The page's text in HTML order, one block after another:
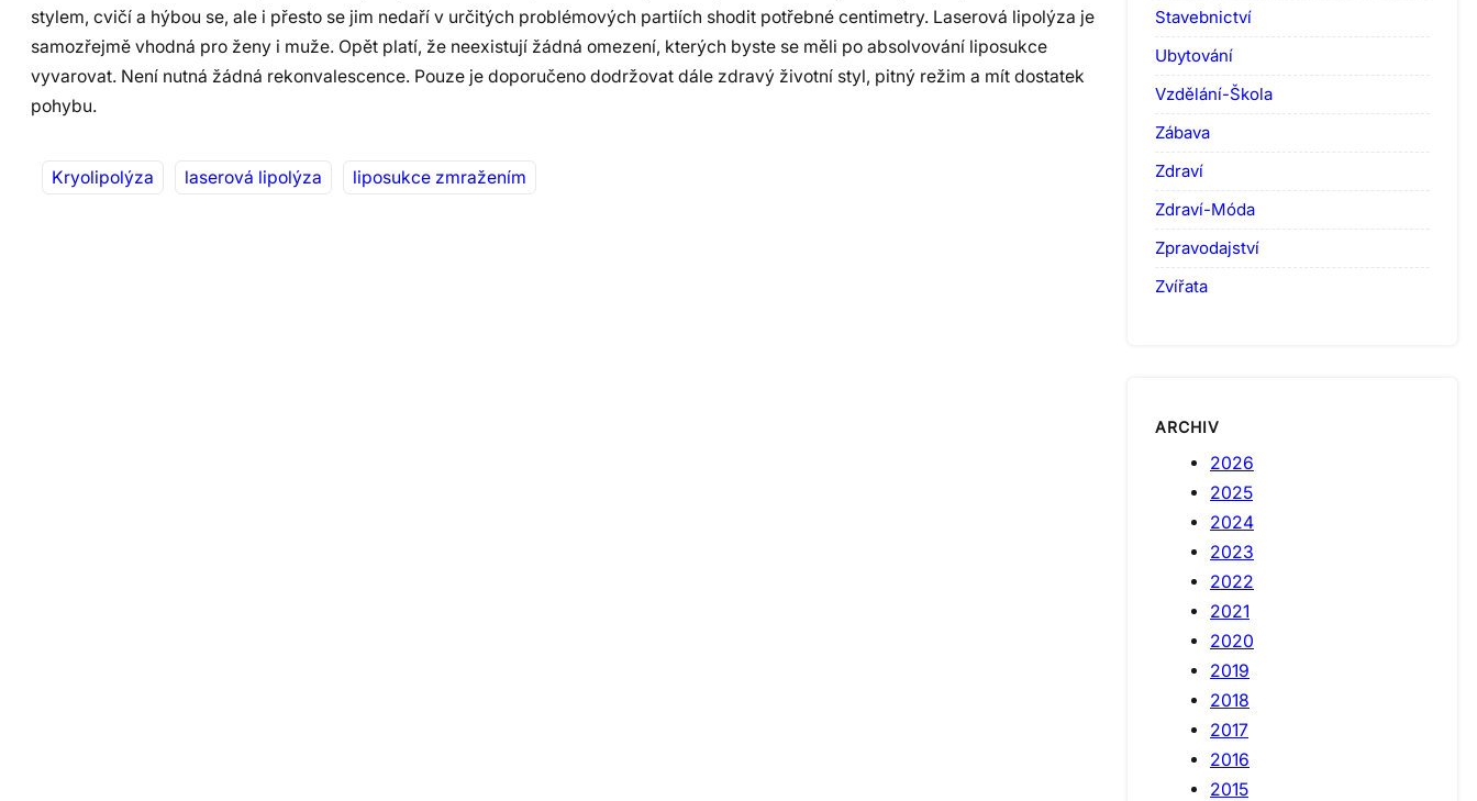
stylem, cvičí a hýbou se, ale i přesto se jim nedaří v určitých problémových partiích shodit potřebné centimetry. Laserová lipolýza je
samozřejmě vhodná pro ženy i muže. Opět platí, že neexistují žádná omezení, kterých byste se měli po absolvování liposukce
vyvarovat. Není nutná žádná rekonvalescence. Pouze je doporučeno dodržovat dále zdravý životní styl, pitný režim a mít dostatek
pohybu.
Kryolipolýza laserová lipolýza liposukce zmražením
Stavebnictví
Ubytování
Vzdělání-Škola
Zábava
Zdraví
Zdraví-Móda
Zpravodajství
Zvířata
ARCHIV
2026
2025
2024
2023
2022
2021
2020
2019
2018
2017
2016
2015